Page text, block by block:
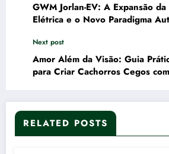
GWM Jorlan-EV: A Expansão
Elétrica e o Novo Paradigma
Next post
Amor Além da Visão: Guia
para Criar Cachorros Cegos
RELATED POSTS